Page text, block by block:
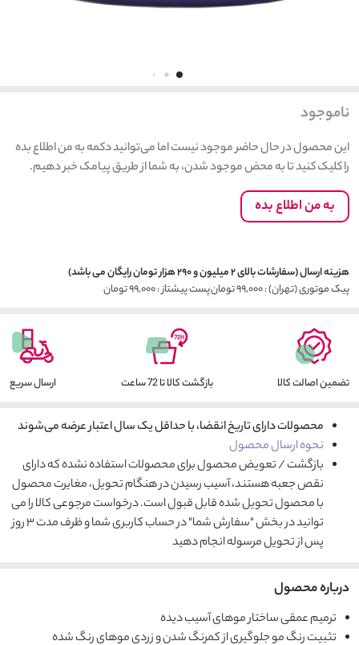
ناموجود
این محصول در حال حاضر موجود نیست اما می‌توانید دکمه به من اطلاع بده
را کلیک کنید تا به محض موجود شدن، به شما از طریق پیامک خبر دهیم.
به من اطلاع بده
هزینه ارسال (سفارشات بالای ۲ میلیون و ۲۹۰ هزار تومان رایگان می باشد)
پیک موتوری (تهران) : ۹۹,۰۰۰ تومان
پست پیشتاز : ۹۹,۰۰۰ تومان
تضمین اصالت کالا بازگشت کالا تا 72 ساعت ارسال سریع
محصولات دارای تاریخ انقضا، با حداقل یک سال اعتبار عرضه می‌شوند
نحوه ارسال محصول
بازگشت / تعویض محصول برای محصولات استفاده نشده که دارای
نقص جعبه هستند، آسیب رسیدن در هنگام تحویل، مغایرت محصول
با محصول تحویل شده قابل قبول است. درخواست مرجوعی کالا را می
توانید در بخش "سفارش شما" در حساب کاربری شما و ظرف مدت ۳ روز
پس از تحویل مرسوله انجام دهید
درباره محصول
ترمیم عمقی ساختار موهای آسیب دیده
تثبیت رنگ مو جلوگیری از کمرنگ شدن و زردی موهای رنگ شده